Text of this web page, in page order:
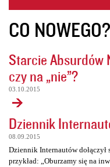
CO NOWEGO?
Starcie Absurdów
czy na „nie”?
03.10.2015
Dziennik
08.09.2015
Dziennik Internautów dołączył
przykład: „Oburzamy się na